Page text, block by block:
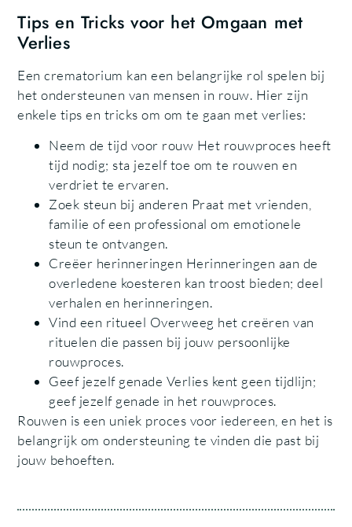
Tips en Tricks voor het Omgaan met
Verlies
Een crematorium kan een belangrijke rol spelen bij
het ondersteunen van mensen in rouw. Hier zijn
enkele tips en tricks om om te gaan met verlies:
Neem de tijd voor rouw Het rouwproces heeft
tijd nodig; sta jezelf toe om te rouwen en
verdriet te ervaren.
Zoek steun bij anderen Praat met vrienden,
familie of een professional om emotionele
steun te ontvangen.
Creëer herinneringen Herinneringen aan de
overledene koesteren kan troost bieden; deel
verhalen en herinneringen.
Vind een ritueel Overweeg het creëren van
rituelen die passen bij jouw persoonlijke
rouwproces.
Geef jezelf genade Verlies kent geen tijdlijn;
geef jezelf genade in het rouwproces.
Rouwen is een uniek proces voor iedereen, en het is
belangrijk om ondersteuning te vinden die past bij
jouw behoeften.